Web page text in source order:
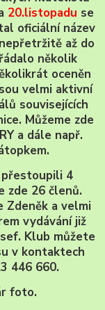
20.listopadu se
oficiální název
až do
několik
oceněn
velmi aktivní
souvisejících
Můžeme zde
a dále např.
přestoupili 4
zde 26 členů.
Zdeněk a velmi
vydávání již
Klub můžete
v kontaktech
446 660.
foto.